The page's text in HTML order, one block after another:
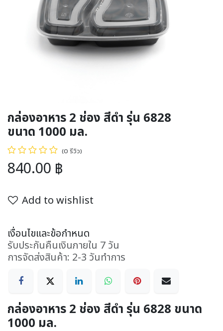
กล่องอาหาร 2 ช่อง สีดำ รุ่น 6828
ขนาด 1000 มล.
(0 รีวิว)
840.00 ฿
Add to wishlist
เงื่อนไขและข้อกำหนด
รับประกันคืนเงินภายใน 7 วัน
การจัดส่งสินค้า: 2-3 วันทำการ
กล่องอาหาร 2 ช่อง สีดำ รุ่น 6828 ขนาด
1000 มล.